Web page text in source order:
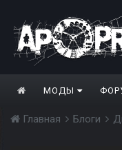
МОДЫ
Главная Блоги